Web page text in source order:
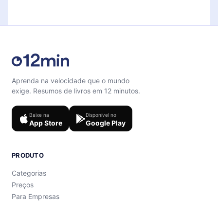
Aprenda na velocidade que o mundo
exige. Resumos de livros em 12 minutos.
Baixe na
App Store
Disponível no
Google Play
PRODUTO
Categorias
Preços
Para Empresas